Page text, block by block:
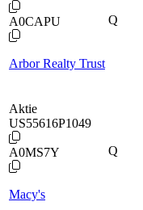
A0CAPU
Arbor Realty Trust
Q
Aktie
US55616P1049
A0MS7Y
Macy's
Q